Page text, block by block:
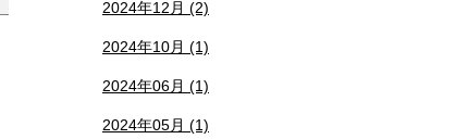
2024年12月 (2)
2024年10月 (1)
2024年06月 (1)
2024年05月 (1)